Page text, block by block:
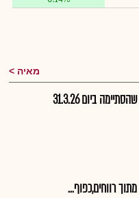
מאיה
ביום 31.3.26
רווחים,כפוף...